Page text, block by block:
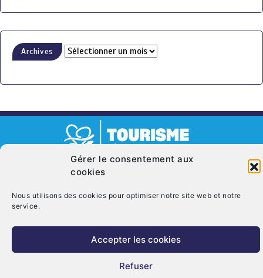
Gérer le consentement aux
cookies
Nous utilisons des cookies pour optimiser notre site web et notre
service.
Accepter les cookies
Refuser
Archives
Nous contacter